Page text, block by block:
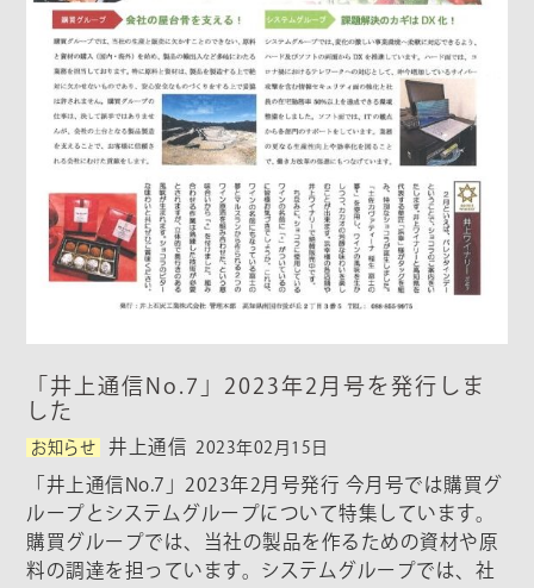
「井上通信No.7」2023年2月号を発行しま
した
お知らせ 井上通信 2023年02月15日
「井上通信No.7」2023年2月号発行 今月号では購買グ
ループとシステムグループについて特集しています。
購買グループでは、当社の製品を作るための資材や原
料の調達を担っています。システムグループでは、社